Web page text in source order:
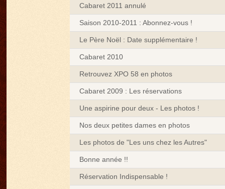
Cabaret 2011 annulé
Saison 2010-2011 : Abonnez-vous !
Le Père Noël : Date supplémentaire !
Cabaret 2010
Retrouvez XPO 58 en photos
Cabaret 2009 : Les réservations
Une aspirine pour deux - Les photos !
Nos deux petites dames en photos
Les photos de "Les uns chez les Autres"
Bonne année !!
Réservation Indispensable !